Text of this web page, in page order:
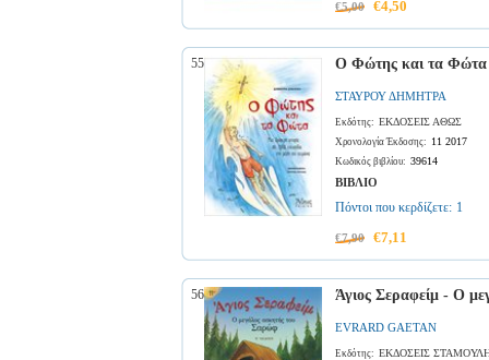
€5,00 €4,50
55 Ο Φώτης και τα Φώτα
ΣΤΑΥΡΟΥ ΔΗΜΗΤΡΑ
Εκδότης: ΕΚΔΟΣΕΙΣ ΑΘΩΣ
Χρονολογία Έκδοσης: 11 2017
Κωδικός βιβλίου: 39614
ΒΙΒΛΙΟ
Πόντοι που κερδίζετε: 1
€7,90 €7,11
56 Άγιος Σεραφείμ - Ο
EVRARD GAETAN
Εκδότης: ΕΚΔΟΣΕΙΣ